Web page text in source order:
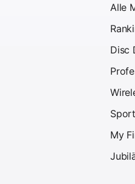
Alle
Disc
My